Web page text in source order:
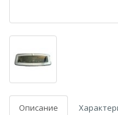
Описание